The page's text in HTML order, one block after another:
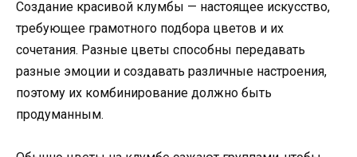
Создание красивой клумбы — настоящее искусство,
требующее грамотного подбора цветов и их
сочетания. Разные цветы способны передавать
разные эмоции и создавать различные настроения,
поэтому их комбинирование должно быть
продуманным.